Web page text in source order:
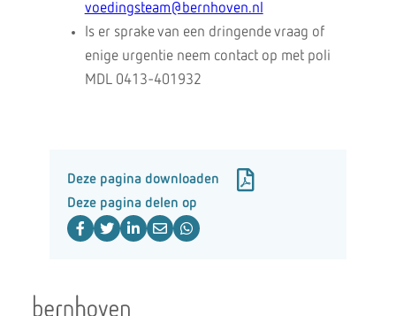
voedingsteam@bernhoven.nl
Is er sprake van een dringende vraag of
enige urgentie neem contact op met poli
MDL 0413-401932
Deze pagina downloaden
Deze pagina delen op